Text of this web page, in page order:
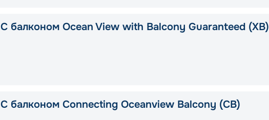
С балконом Ocean View with Balcony Guaranteed (XB)
С балконом Connecting Oceanview Balcony (CB)